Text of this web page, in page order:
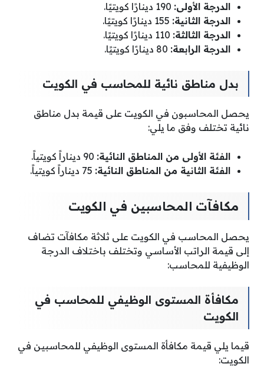
الدرجة الأولى:
الدرجة الثانية:
الدرجة الثالثة:
الدرجة الرابعة:
بدل مناطق نائية للمحاسب في الكويت
يحصل المحاسبون في الكويت على قيمة بدل مناطق
نائية تختلف وفق ما يلي:
الفئة الأولى من المناطق النائية:
الفئة الثانية من المناطق النائية:
مكافآت المحاسبين في الكويت
يحصل المحاسب في الكويت على ثلاثة مكافآت تضاف
إلى قيمة الراتب الأساسي وتختلف باختلاف الدرجة
الوظيفية للمحاسب:
مكافأة المستوى الوظيفي للمحاسب في
الكويت
قيما يلي قيمة مكافأة المستوى الوظيفي للمحاسبين في
الكويت: